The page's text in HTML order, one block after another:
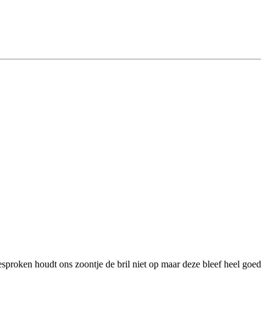
houdt ons zoontje de bril niet op maar deze bleef heel goed